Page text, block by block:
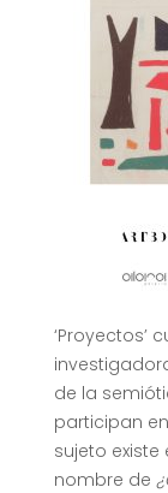
‘Proyectos’
de la
participan
sujeto
nombre de